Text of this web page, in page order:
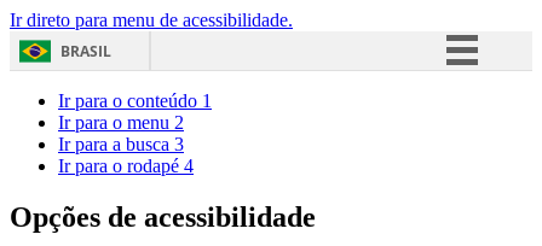
Ir direto para menu de acessibilidade.
BRASIL
Acesso à informação
Ir para o conteúdo 1
Ir para o menu 2
Ir para a busca 3
Ir para o rodapé 4
Opções de acessibilidade